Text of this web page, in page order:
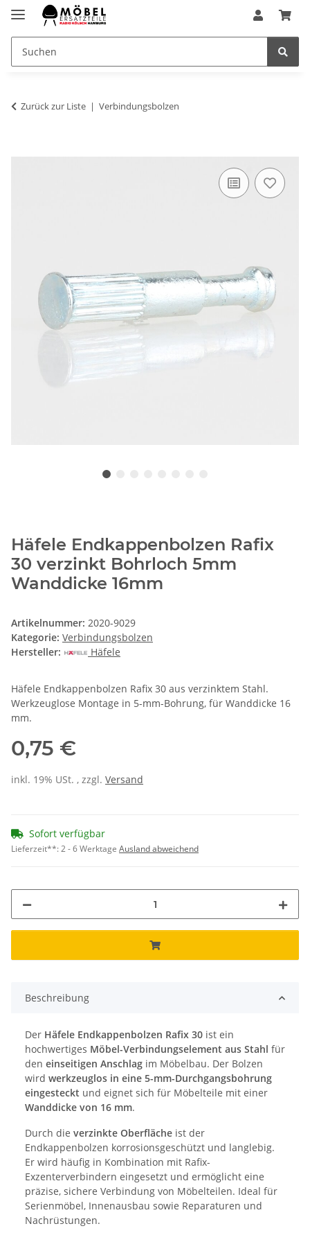
Zurück zur Liste Verbindungsbolzen
Häfele Endkappenbolzen Rafix
30 verzinkt Bohrloch 5mm
Wanddicke 16mm
Artikelnummer: 2020-9029
Kategorie: Verbindungsbolzen
Hersteller:
Häfele
Häfele Endkappenbolzen Rafix 30 aus verzinktem Stahl.
Werkzeuglose Montage in 5-mm-Bohrung, für Wanddicke 16
mm.
0,75 €
inkl. 19% USt. , zzgl. Versand
Sofort verfügbar
Lieferzeit**:2 - 6 Werktage Ausland abweichend
Beschreibung
Der Häfele Endkappenbolzen Rafix 30 ist ein
hochwertiges Möbel-Verbindungselement aus Stahl für
den einseitigen Anschlag im Möbelbau. Der Bolzen
wird werkzeuglos in eine 5-mm-Durchgangsbohrung
eingesteckt und eignet sich für Möbelteile mit einer
Wanddicke von 16 mm.
Durch die verzinkte Oberfläche ist der
Endkappenbolzen korrosionsgeschützt und langlebig.
Er wird häufig in Kombination mit Rafix-
Exzenterverbindern eingesetzt und ermöglicht eine
präzise, sichere Verbindung von Möbelteilen. Ideal für
Serienmöbel, Innenausbau sowie Reparaturen und
Nachrüstungen.